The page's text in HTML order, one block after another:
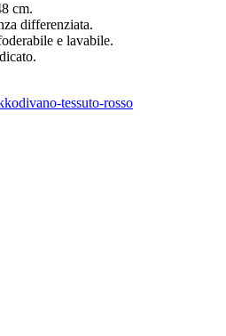
cm.
differenziata.
e lavabile.